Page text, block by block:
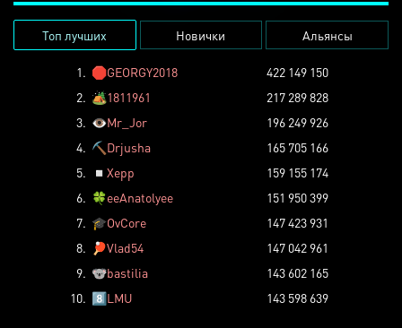
Топ лучших Новички Альянсы
1. 🛑GEORGY2018
422 149 150
2. 🏕️1811961
217 289 828
3. 👁️Mr_Jor
196 249 926
4. ⛏️ Drjusha
165 705 166
5.
◽ Xepp
159 155 174
6. 🍀eeAnatolyee
151 950 399
7. 🎓OvCore
147 423 931
8.
🏓Vlad54
147 042 961
9. 🐨bastilia
143 602 165
10. 8️⃣LMU 143 598 639